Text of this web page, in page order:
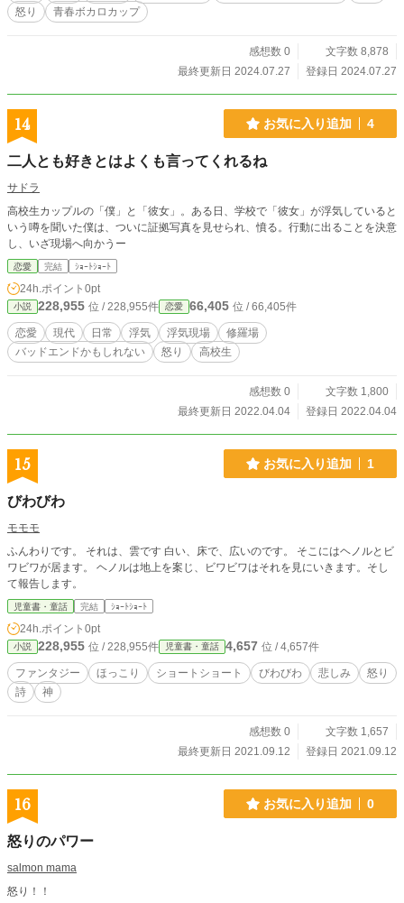
怒り
青春ボカロカップ
感想数 0
文字数 8,878
最終更新日 2024.07.27
登録日 2024.07.27
14 お気に入り追加 4
二人とも好きとはよくも言ってくれるね
サドラ
高校生カップルの「僕」と「彼女」。ある日、学校で「彼女」が浮気していると
いう噂を聞いた僕は、ついに証拠写真を見せられ、憤る。行動に出ることを決意
し、いざ現場へ向かうー
恋愛 完結 ｼｮｰﾄｼｮｰﾄ
24h.ポイント 0pt
小説 228,955 位 / 228,955件 恋愛 66,405 位 / 66,405件
恋愛 現代 日常 浮気 浮気現場
修羅場
バッドエンドかもしれない
怒り 高校生
感想数 0
文字数 1,800
最終更新日 2022.04.04
登録日 2022.04.04
15 お気に入り追加 1
びわびわ
モモモ
ふんわりです。 それは、雲です 白い、床で、広いのです。 そこにはヘノルとビ
ワビワが居ます。 ヘノルは地上を案じ、ビワビワはそれを見にいきます。そし
て報告します。
児童書・童話 完結 ｼｮｰﾄｼｮｰﾄ
24h.ポイント 0pt
小説 228,955 位 / 228,955件 児童書・童話 4,657 位 / 4,657件
ファンタジー ほっこり ショートショート びわびわ 悲しみ
怒り
詩
神
感想数 0
文字数 1,657
最終更新日 2021.09.12
登録日 2021.09.12
16 お気に入り追加 0
怒りのパワー
salmon mama
怒り！！